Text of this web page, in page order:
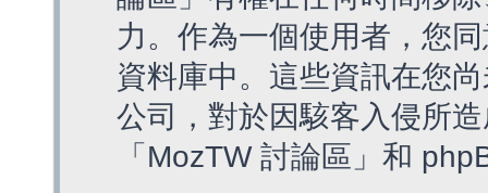
力。作為一個使用者，您
資料庫中。這些資訊在您
公司，對於因駭客入侵所
「MozTW 討論區」和